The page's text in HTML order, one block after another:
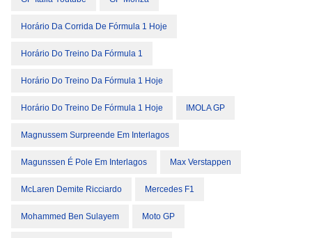
Horário Da Corrida De Fórmula 1 Hoje
Horário Do Treino Da Fórmula 1
Horário Do Treino Da Fórmula 1 Hoje
Horário Do Treino De Fórmula 1 Hoje IMOLA GP
Magnussem Surpreende Em Interlagos
Magunssen É Pole Em Interlagos Max Verstappen
McLaren Demite Ricciardo Mercedes F1
Mohammed Ben Sulayem Moto GP